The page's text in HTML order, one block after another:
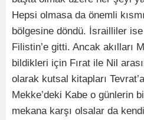
Hepsi olmasa da önemli
bölgesine döndü. İsrailliler ise
Filistin’e gitti. Ancak akılları
bildikleri için Fırat ile Nil
olarak kutsal kitapları
Mekke’deki Kabe o günlerin
mekana karşı olsalar da